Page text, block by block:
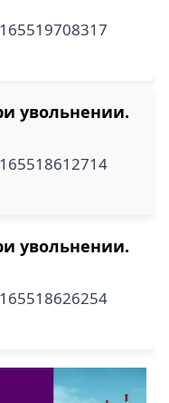
увольнении.
увольнении.